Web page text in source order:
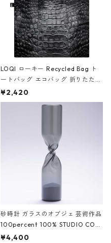
LOQI ローキー Recycled Bag ト
ートバッグ エコバッグ 折りたたみ
大きめ 撥水加工 収納ポーチ CRO
CODILE/Black クロコダイル/ブラ
¥2,420
砂時計 ガラスのオブジェ 芸術作品
100percent 100% STUDIO COH
AKU Timeless 100パーセント ス
¥4,400